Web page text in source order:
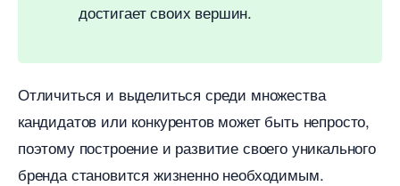
достигает своих вершин.
Отличиться и выделиться среди множества
кандидатов или конкурентов может быть непросто,
поэтому построение и развитие своего уникального
ренда становится жизненно необходимым.